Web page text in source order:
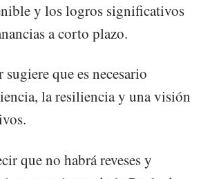
y los logros significativos
a corto plazo.
sugiere que es necesario
la resiliencia y una visión
que no habrá reveses y